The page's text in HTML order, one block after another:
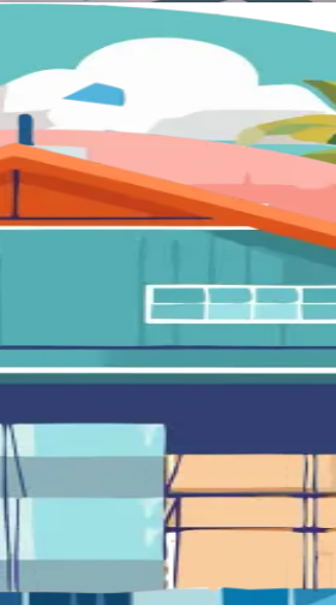
des marchandises entre les îles ?
notre plan de vol à vos réalités
et les structures d’urgence pour
en toute sécurité.
de l’assistance au sol ou de la